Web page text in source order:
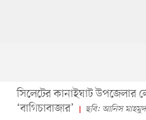
সিলেটের কানাইঘাট উপজেলার
‘বাগিচাবাজার’
ছবি: আনিস মাহমুদ